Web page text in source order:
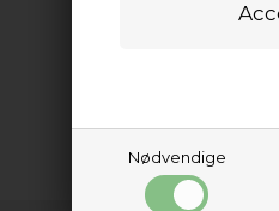
Nødvendige